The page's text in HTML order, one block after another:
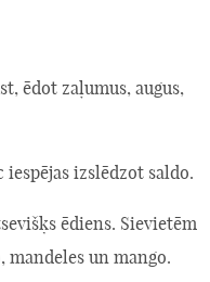
ēdot zaļumus, augus,
iespējas izslēdzot saldo.
ēdiens. Sievietēm
mandeles un mango.